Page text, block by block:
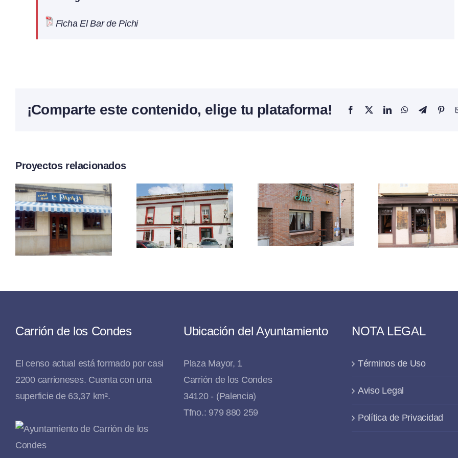
Ficha El Bar de Pichi
¡Comparte este contenido, elige tu plataforma! Facebook
X LinkedInWhatsApp
Telegram
Proyectos relacionados
Bar –
Restaurante
La Muralla
Café Bar
Inés
Restaurante
La Cerve
Café –
Carrión de los Condes
El censo actual está formado por casi
2200 carrioneses. Cuenta con una
superficie de 63,37 km².
Ubicación del Ayuntamiento
Plaza Mayor, 1
Carrión de los Condes
34120 - (Palencia)
Tfno.: 979 880 259
NOTA LEGAL
Términos de Uso
Aviso Legal
Política de Privacidad